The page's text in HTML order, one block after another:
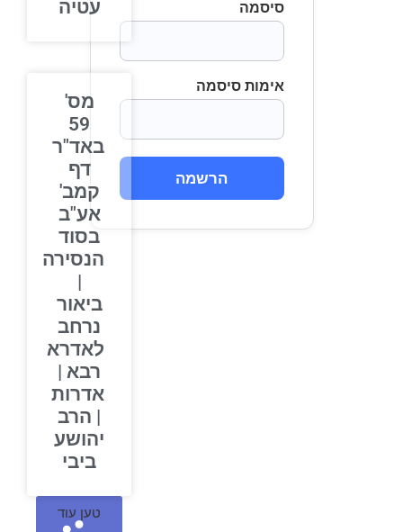
סיסמה
אימות סיסמה
הרשמה
עטיה
מס'
59
באד"ר
דף
קמב'
אע"ב
בסוד
הנסירה
ביאור
נרחב
לאדרא
רבא |
אדרות
| הרב
יהושע
ביבי
טען עוד